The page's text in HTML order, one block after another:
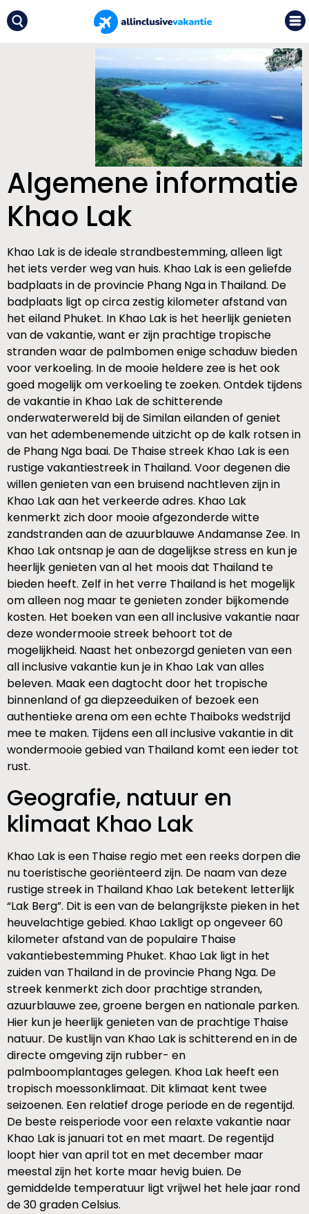
Algemene informatie
Khao Lak
Khao Lak is de ideale strandbestemming, alleen ligt
het iets verder weg van huis. Khao Lak is een geliefde
badplaats in de provincie Phang Nga in Thailand. De
badplaats ligt op circa zestig kilometer afstand van
het eiland Phuket. In Khao Lak is het heerlijk genieten
van de vakantie, want er zijn prachtige tropische
stranden waar de palmbomen enige schaduw bieden
voor verkoeling. In de mooie heldere zee is het ook
goed mogelijk om verkoeling te zoeken. Ontdek tijdens
de vakantie in Khao Lak de schitterende
onderwaterwereld bij de Similan eilanden of geniet
van het adembenemende uitzicht op de kalk rotsen in
de Phang Nga baai. De Thaise streek Khao Lak is een
rustige vakantiestreek in Thailand. Voor degenen die
willen genieten van een bruisend nachtleven zijn in
Khao Lak aan het verkeerde adres. Khao Lak
kenmerkt zich door mooie afgezonderde witte
zandstranden aan de azuurblauwe Andamanse Zee. In
Khao Lak ontsnap je aan de dagelijkse stress en kun je
heerlijk genieten van al het moois dat Thailand te
bieden heeft. Zelf in het verre Thailand is het mogelijk
om alleen nog maar te genieten zonder bijkomende
kosten. Het boeken van een all inclusive vakantie naar
deze wondermooie streek behoort tot de
mogelijkheid. Naast het onbezorgd genieten van een
all inclusive vakantie kun je in Khao Lak van alles
beleven. Maak een dagtocht door het tropische
binnenland of ga diepzeeduiken of bezoek een
authentieke arena om een echte Thaiboks wedstrijd
mee te maken. Tijdens een all inclusive vakantie in dit
wondermooie gebied van Thailand komt een ieder tot
rust.
Geografie, natuur en
klimaat Khao Lak
Khao Lak is een Thaise regio met een reeks dorpen die
nu toeristische georiënteerd zijn. De naam van deze
rustige streek in Thailand Khao Lak betekent letterlijk
“Lak Berg”. Dit is een van de belangrijkste pieken in het
heuvelachtige gebied. Khao Lakligt op ongeveer 60
kilometer afstand van de populaire Thaise
vakantiebestemming Phuket. Khao Lak ligt in het
zuiden van Thailand in de provincie Phang Nga. De
streek kenmerkt zich door prachtige stranden,
azuurblauwe zee, groene bergen en nationale parken.
Hier kun je heerlijk genieten van de prachtige Thaise
natuur. De kustlijn van Khao Lak is schitterend en in de
directe omgeving zijn rubber- en
palmboomplantages gelegen. Khoa Lak heeft een
tropisch moessonklimaat. Dit klimaat kent twee
seizoenen. Een relatief droge periode en de regentijd.
De beste reisperiode voor een relaxte vakantie naar
Khao Lak is januari tot en met maart. De regentijd
loopt hier van april tot en met december maar
meestal zijn het korte maar hevig buien. De
gemiddelde temperatuur ligt vrijwel het hele jaar rond
de 30 graden Celsius.